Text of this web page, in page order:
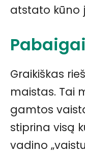
atstato kūno
Pabaigai
Graikiškas
maistas. Tai
gamtos
stiprina visą
vadino